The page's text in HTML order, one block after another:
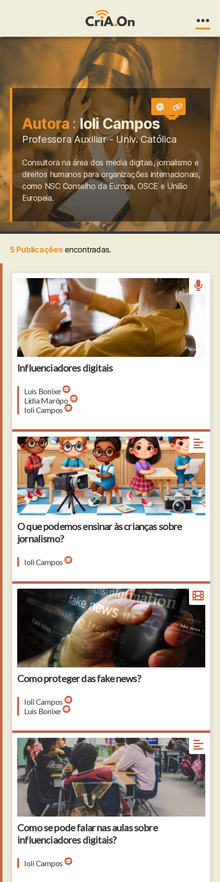
Autora :Ioli Campos
Professora Auxiliar - Univ. Católica
Consultora na área dos media digitais, jornalismo e
direitos humanos para organizações internacionais,
como NSC Conselho da Europa, OSCE e União
Europeia.
5 Publicaçõesencontradas.
Influenciadores digitais
Luís Bonixe
Lídia Marôpo
Ioli Campos
O que podemos ensinar às crianças sobre
jornalismo?
Ioli Campos
Social media on display with fake news and hoax
information. Searching on tablet, pad, phone or
smartphone screen in hand. Abstract concept of
news titles broadcasting 3d illustration.
Como proteger das fake news?
Ioli Campos
Luís Bonixe
Como se pode falar nas aulas sobre
influenciadores digitais?
Ioli Campos